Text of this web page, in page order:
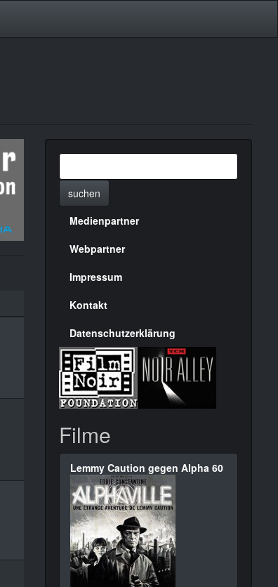
suchen
Menülinks
rechte
Seite
Medienpartner
Webpartner
Impressum
Kontakt
Datenschutzerklärung
Filme
Lemmy Caution gegen Alpha 60